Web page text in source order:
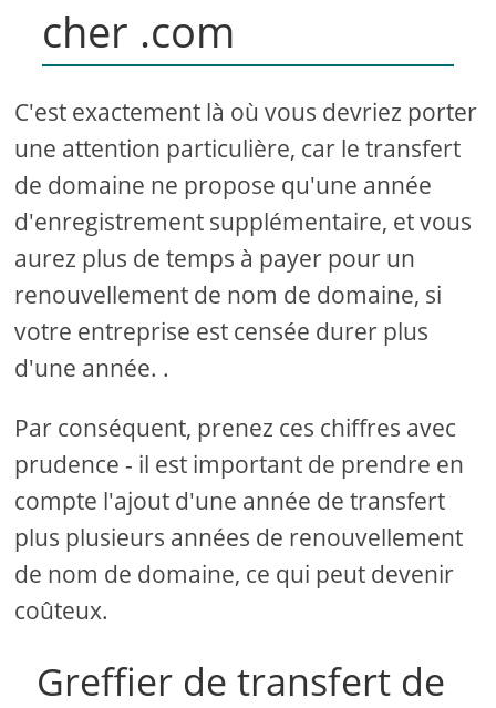
cher .com
C'est exactement là où vous devriez porter
une attention particulière, car le transfert
de domaine ne propose qu'une année
d'enregistrement supplémentaire, et vous
aurez plus de temps à payer pour un
renouvellement de nom de domaine, si
votre entreprise est censée durer plus
d'une année. .
Par conséquent, prenez ces chiffres avec
prudence - il est important de prendre en
compte l'ajout d'une année de transfert
plus plusieurs années de renouvellement
de nom de domaine, ce qui peut devenir
coûteux.
Greffier de transfert de